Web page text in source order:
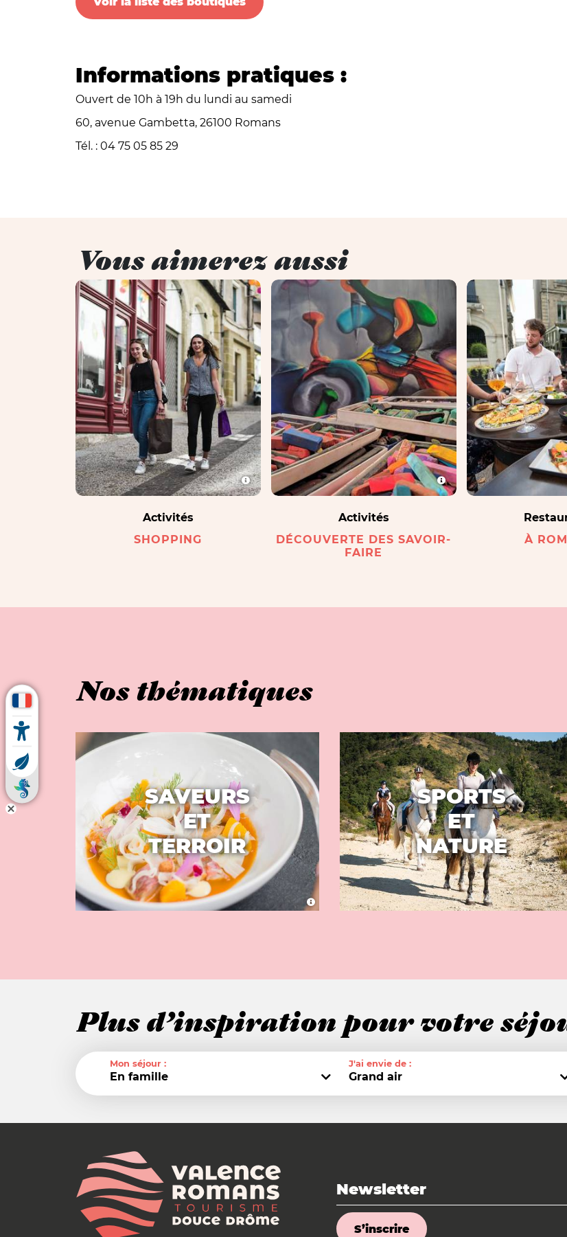
Informations pratiques :
Ouvert de 10h à 19h du lundi au samedi
60, avenue Gambetta, 26100 Romans
Tél. : 04 75 05 85 29
Vous aimerez aussi
Activités
SHOPPING
Activités
DÉCOUVERTE DES SAVOIR-
FAIRE
À
Nos thématiques
SAVEURS
ET
TERROIR
SPORTS
ET
NATURE
Plus d’inspiration pour votre
Mon séjour :
En famille
J'ai envie de :
Grand air
Newsletter
S’inscrire